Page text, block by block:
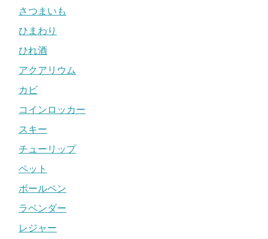
さつまいも
ひまわり
ひれ酒
アクアリウム
カビ
コインロッカー
スキー
チューリップ
ペット
ボールペン
ラベンダー
レジャー